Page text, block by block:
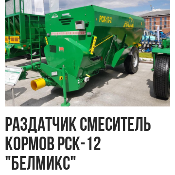
РАЗДАТЧИК СМЕСИТЕЛЬ
КОРМОВ РСК-12
"БЕЛМИКС"